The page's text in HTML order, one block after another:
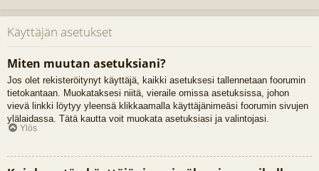
Käyttäjän asetukset
Miten muutan asetuksiani?
Jos olet rekisteröitynyt käyttäjä, kaikki asetuksesi tallennetaan foorumin
tietokantaan. Muokataksesi niitä, vieraile omissa asetuksissa, johon
vievä linkki löytyy yleensä klikkaamalla käyttäjänimeäsi foorumin sivujen
ylälaidassa. Tätä kautta voit muokata asetuksiasi ja valintojasi.
Ylös